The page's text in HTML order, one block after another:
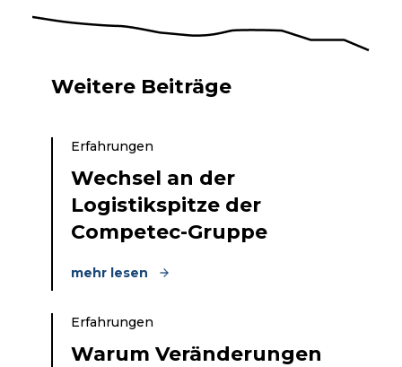
Weitere Beiträge
Erfahrungen
Wechsel an der
Logistikspitze der
Competec-Gruppe
mehr lesen
Erfahrungen
Warum Veränderungen